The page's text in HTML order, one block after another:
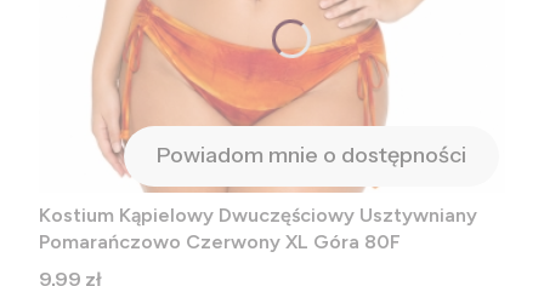
Powiadom mnie o dostępności
Kostium Kąpielowy Dwuczęściowy Usztywniany
Pomarańczowo Czerwony XL Góra 80F
Cena
9,99 zł